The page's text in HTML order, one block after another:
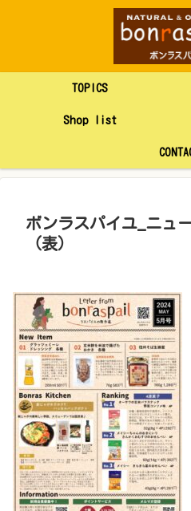
TOPICS
Shop list
ボンラスパイユ_ニュ
（表）